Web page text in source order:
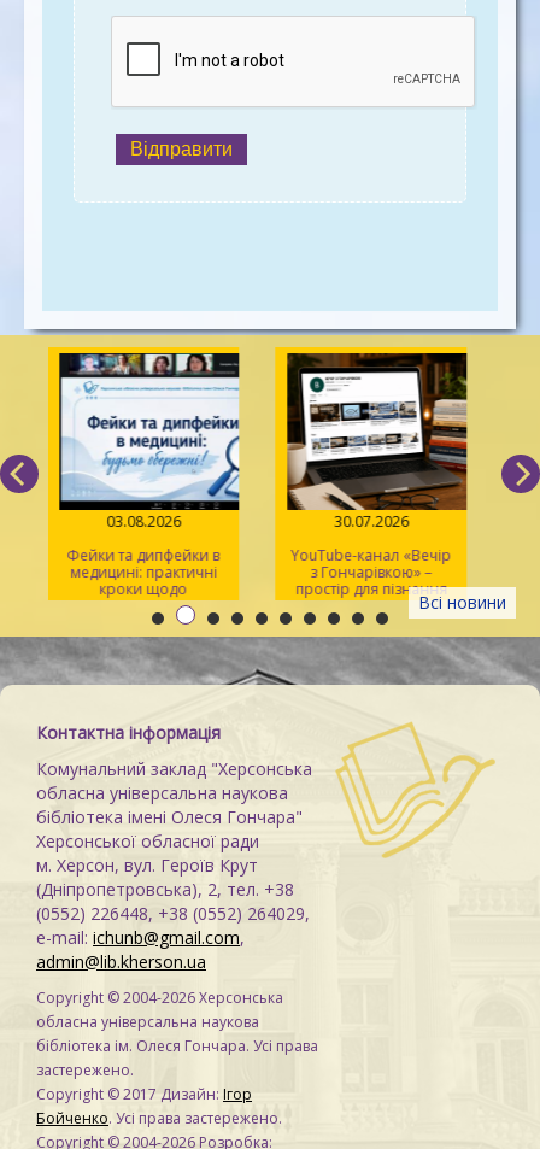
Відправити
Всі новини
03.08.2026
Фейки та дипфейки в
медицині: практичні
кроки щодо
розпізнавання
30.07.2026
YouTube-канал «Вечір
з Гончарівкою» –
простір для пізнання
та натхнення
Контактна інформація
Комунальний заклад "Херсонська
обласна універсальна наукова
бібліотека імені Олеся Гончара"
Херсонської обласної ради
м. Херсон, вул. Героїв Крут
(Дніпропетровська), 2, тел. +38
(0552) 226448, +38 (0552) 264029,
e-mail: ichunb@gmail.com,
admin@lib.kherson.ua
Copyright © 2004-2026 Херсонська
обласна універсальна наукова
бібліотека ім. Олеся Гончара. Усі права
застережено.
Copyright © 2017 Дизайн: Ігор
Бойченко. Усі права застережено.
Copyright © 2004-2026 Розробка: